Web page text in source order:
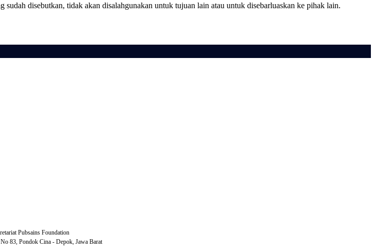
disebutkan, tidak akan disalahgunakan untuk tujuan lain atau untuk disebarluaskan ke pihak lain.
Pubsains Foundation
83, Pondok Cina - Depok, Jawa Barat